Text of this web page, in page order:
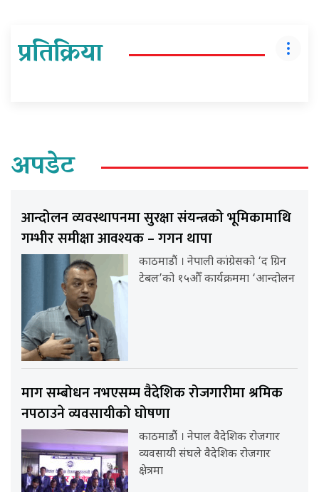
प्रतिक्रिया
अपडेट
आन्दोलन व्यवस्थापनमा सुरक्षा संयन्त्रको भूमिकामाथि
गम्भीर समीक्षा आवश्यक – गगन थापा
काठमाडौं । नेपाली कांग्रेसको ‘द ग्रिन
टेबल’को १५औँ कार्यक्रममा ‘आन्दोलन
माग सम्बोधन नभएसम्म वैदेशिक रोजगारीमा श्रमिक
नपठाउने व्यवसायीको घोषणा
काठमाडौंं । नेपाल वैदेशिक रोजगार
व्यवसायी संघले वैदेशिक रोजगार
क्षेत्रमा